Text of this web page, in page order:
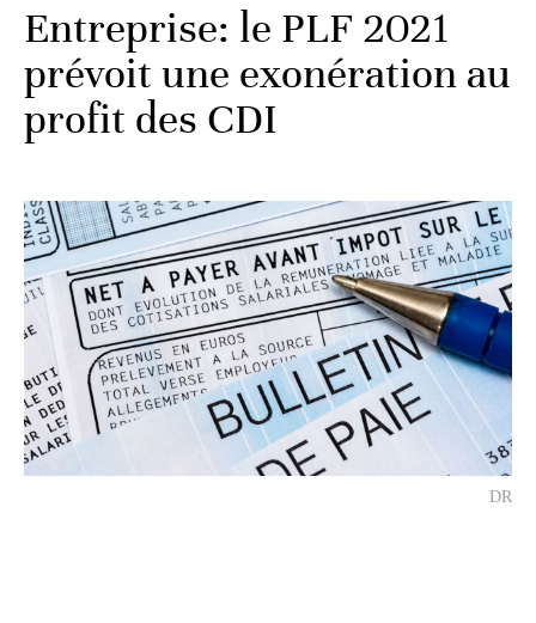
Entreprise: le PLF 2021
prévoit une exonération au
profit des CDI
DR